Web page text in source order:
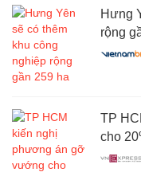
Hưng
rộng
TP
cho